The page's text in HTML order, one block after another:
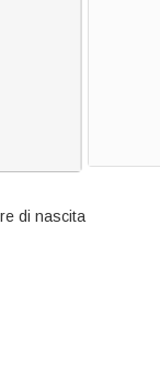
di nascita